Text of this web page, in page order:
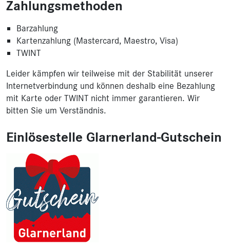
Zahlungsmethoden
Barzahlung
Kartenzahlung (Mastercard, Maestro, Visa)
TWINT
Leider kämpfen wir teilweise mit der Stabilität unserer
Internetverbindung und können deshalb eine Bezahlung
mit Karte oder TWINT nicht immer garantieren. Wir
bitten Sie um Verständnis.
Einlösestelle Glarnerland-Gutschein